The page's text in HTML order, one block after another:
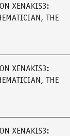
XENAKIS3:
THE
XENAKIS3:
THE
XENAKIS3: